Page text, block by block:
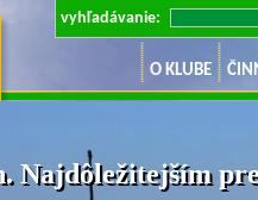
vyhľadávanie:
Najdôležitejším
O KLUBE